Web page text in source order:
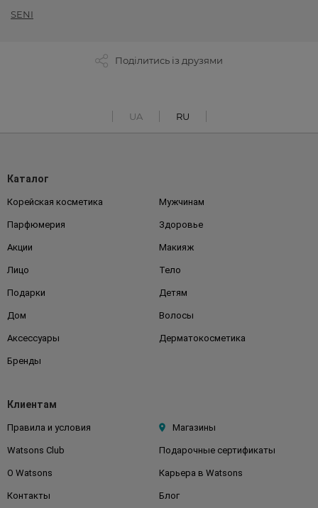
SENI
Поділитись із друзями
UA RU
Каталог
Корейская косметика Мужчинам
Парфюмерия Здоровье
Акции Макияж
Лицо Тело
Подарки Детям
Дом Волосы
Аксессуары Дерматокосметика
Бренды
Клиентам
Правила и условия Магазины
Watsons Club Подарочные сертификаты
О Watsons Карьера в Watsons
Контакты Блог